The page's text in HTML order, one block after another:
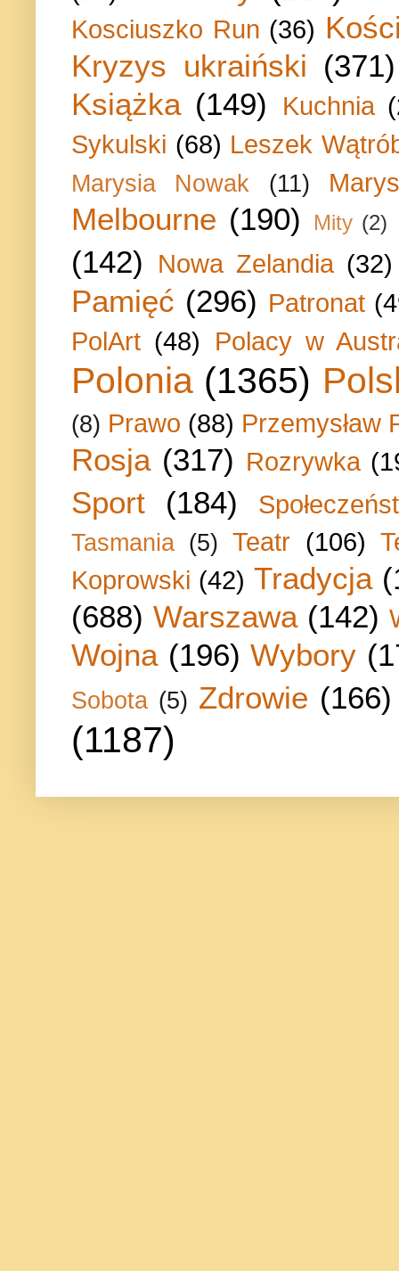
Kosciuszko Run (36)
Kryzys ukraiński (371)
Książka (149) Kuchnia
Sykulski (68) Leszek
Marysia Nowak (11)
Melbourne (190) Mity (2)
(142) Nowa Zelandia (32)
Pamięć (296) Patronat
PolArt (48) Polacy w
Polonia (1365)
(8) Prawo (88) Przemysław
Rosja (317) Rozrywka
Sport (184)
Tasmania (5) Teatr (106)
Koprowski (42) Tradycja
(688) Warszawa (142)
Wojna (196) Wybory
Sobota (5) Zdrowie (166)
(1187)